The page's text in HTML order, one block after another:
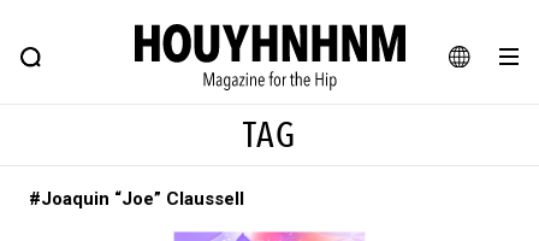
JA
FEATURE BLOG SNAP
ヒップなファッション、カルチャー、ライフスタイルWEBマガジン
TAG
#Joaquin “Joe” Claussell